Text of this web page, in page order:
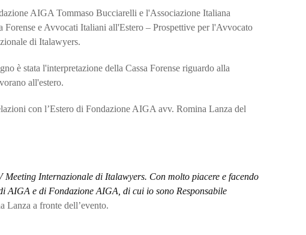
AIGA Tommaso Bucciarelli e l'Associazione Italiana
e Avvocati Italiani all'Estero – Prospettive per l'Avvocato
di Italawyers.
è stata l'interpretazione della Cassa Forense riguardo alla
all'estero.
con l’Estero di Fondazione AIGA avv. Romina Lanza del
Internazionale di Italawyers. Con molto piacere e facendo
AIGA e di Fondazione AIGA, di cui io sono Responsabile
Lanza a fronte dell’evento.